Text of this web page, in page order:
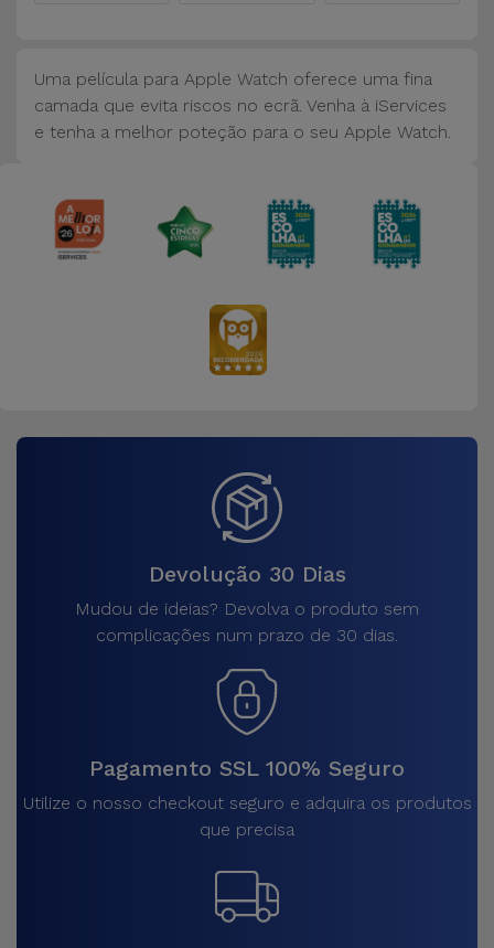
de
Computador
iPad e
Tablet
Uma película para Apple Watch oferece uma fina
camada que evita riscos no ecrã. Venha à iServices
e tenha a melhor poteção para o seu Apple Watch.
Devolução 30 Dias
Mudou de ideias? Devolva o produto sem
complicações num prazo de 30 dias.
Pagamento SSL 100% Seguro
Utilize o nosso checkout seguro e adquira os produtos
que precisa